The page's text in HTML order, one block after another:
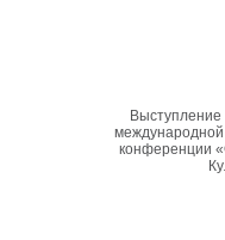
международной
конференции